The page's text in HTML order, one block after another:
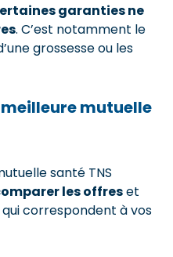
garanties ne
. C’est notamment le
grossesse ou les
mutuelle
santé TNS
les offreset
correspondent à vos